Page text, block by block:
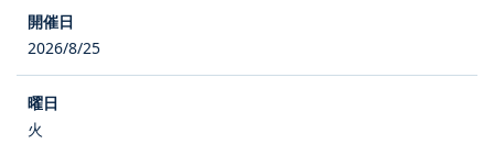
2026/8/25
火